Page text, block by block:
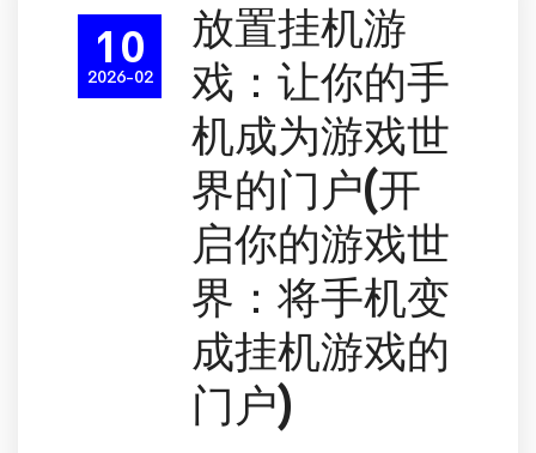
10
2026-02
放置挂机游
戏：让你的手
机成为游戏世
界的门户(开
启你的游戏世
界：将手机变
成挂机游戏的
门户)